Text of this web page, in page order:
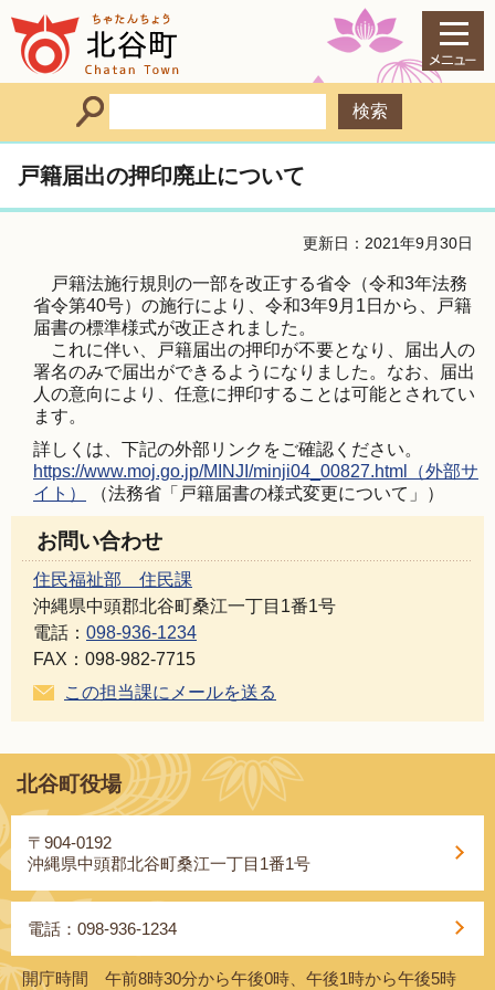
戸籍届出の押印廃止について
更新日：2021年9月30日
戸籍法施行規則の一部を改正する省令（令和3年法務
省令第40号）の施行により、令和3年9月1日から、戸籍
届書の標準様式が改正されました。
これに伴い、戸籍届出の押印が不要となり、届出人の
署名のみで届出ができるようになりました。なお、届出
人の意向により、任意に押印することは可能とされてい
ます。
詳しくは、下記の外部リンクをご確認ください。
https://www.moj.go.jp/MINJI/minji04_00827.html（外部サ
イト）
（法務省「戸籍届書の様式変更について」）
お問い合わせ
住民福祉部 住民課
沖縄県中頭郡北谷町桑江一丁目1番1号
電話： 098-936-1234
FAX：098-982-7715
この担当課にメールを送る
北谷町役場
〒904-0192
沖縄県中頭郡北谷町桑江一丁目1番1号
電話：098-936-1234
開庁時間 午前8時30分から午後0時、午後1時から午後5時